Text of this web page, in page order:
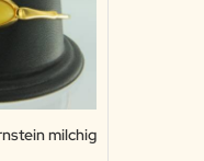
milchig